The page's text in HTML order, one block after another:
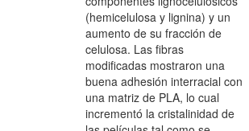
(hemicelulosa y lignina) y un
aumento de su fracción de
celulosa. Las fibras
modificadas mostraron una
buena adhesión interracial con
una matriz de PLA, lo cual
incrementó la cristalinidad de